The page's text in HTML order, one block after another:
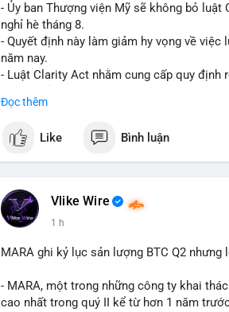
- Ủy ban Thượng viện Mỹ sẽ không bỏ
nghỉ hè tháng 8.
- Quyết định này làm giảm hy vọng về
năm nay.
- Luật Clarity Act nhằm cung cấp quy định
- Sự trì hoãn có thể ảnh hưởng đến sự tin
$btc $eth
#vlikevn
📰 Nguồn: CoinDesk
Đọc thêm
Like Bình luận
Vlike Wire
1 h
MARA ghi kỷ lục sản lượng BTC Q2
- MARA, một trong những công ty khai
cao nhất trong quý II kể từ hơn 1 năm